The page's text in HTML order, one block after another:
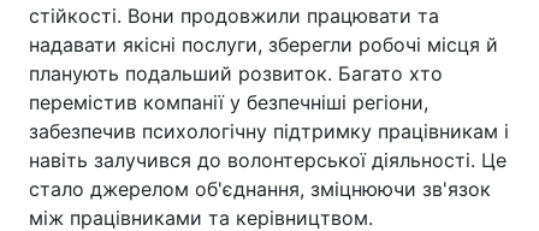
стійкості. Вони продовжили працювати та
надавати якісні послуги, зберегли робочі місця й
планують подальший розвиток. Багато хто
перемістив компанії у безпечніші регіони,
забезпечив психологічну підтримку працівникам і
навіть залучився до волонтерської діяльності. Це
стало джерелом об'єднання, зміцнюючи зв'язок
між працівниками та керівництвом.